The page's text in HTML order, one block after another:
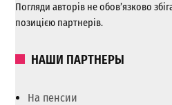
Погляди авторів не обов’язково
позицією партнерів.
НАШИ ПАРТНЕРЫ
На пенсии